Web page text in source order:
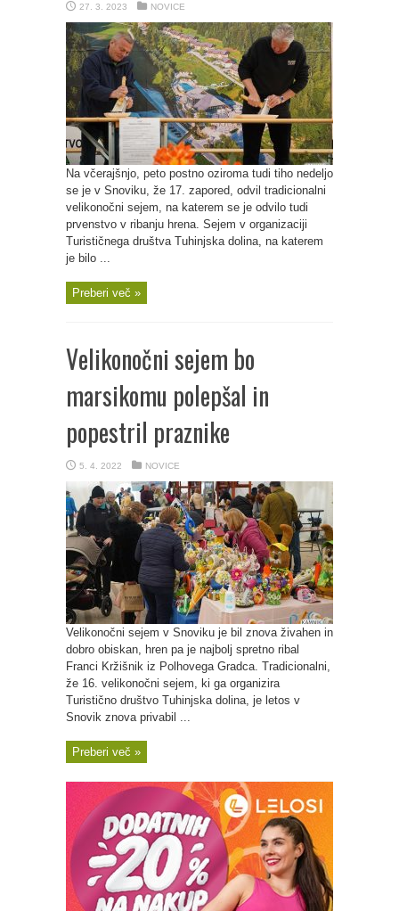
27. 3. 2023 NOVICE
Na včerajšnjo, peto postno oziroma tudi tiho nedeljo
se je v Snoviku, že 17. zapored, odvil tradicionalni
velikonočni sejem, na katerem se je odvilo tudi
prvenstvo v ribanju hrena. Sejem v organizaciji
Turističnega društva Tuhinjska dolina, na katerem
je bilo ...
Preberi več »
Velikonočni sejem bo
marsikomu polepšal in
popestril praznike
5. 4. 2022 NOVICE
Velikonočni sejem v Snoviku je bil znova živahen in
dobro obiskan, hren pa je najbolj spretno ribal
Franci Kržišnik iz Polhovega Gradca. Tradicionalni,
že 16. velikonočni sejem, ki ga organizira
Turistično društvo Tuhinjska dolina, je letos v
Snovik znova privabil ...
Preberi več »